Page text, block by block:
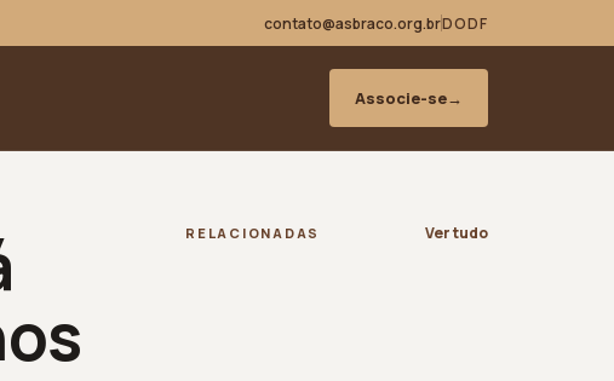
contato@asbraco.org.brDODF
Associe-se→
RELACIONADAS Ver tudo